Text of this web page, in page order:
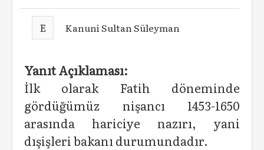
E Kanuni Sultan Süleyman
Yanıt Açıklaması:
İlk olarak Fatih döneminde
gördüğümüz nişancı 1453-1650
arasında hariciye nazırı, yani
dışişleri bakanı durumundadır.